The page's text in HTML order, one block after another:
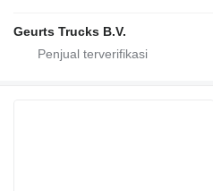
Geurts Trucks B.V.